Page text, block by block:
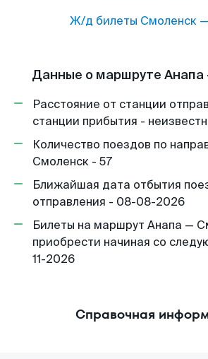
Ж/д билеты Смоленск —
Данные о маршруте
Расстояние от станции
станции прибытия -
Количество поездов по
Смоленск - 57
Ближайшая дата отбытия
отправления - 08-08-2026
Билеты на маршрут Анапа —
приобрести начиная со
11-2026
Справочная